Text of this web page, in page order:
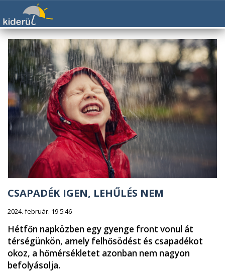
CSAPADÉK IGEN, LEHŰLÉS NEM
2024. február. 19 5:46
Hétfőn napközben egy gyenge front vonul át
térségünkön, amely felhősödést és csapadékot
okoz, a hőmérsékletet azonban nem nagyon
befolyásolja.